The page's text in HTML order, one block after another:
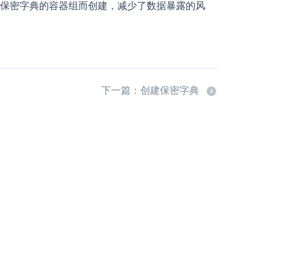
密字典的容器组而创建，减少了数据暴露的风
下一篇：创建保密字典